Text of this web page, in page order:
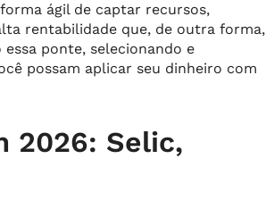
ágil de captar recursos,
rentabilidade que, de outra forma,
ponte, selecionando e
possam aplicar seu dinheiro com
2026: Selic,